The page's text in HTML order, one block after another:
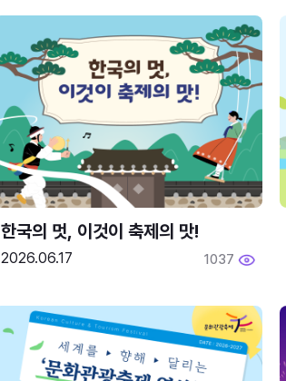
한국의 멋, 이것이 축제의 맛!
2026.06.17 1037